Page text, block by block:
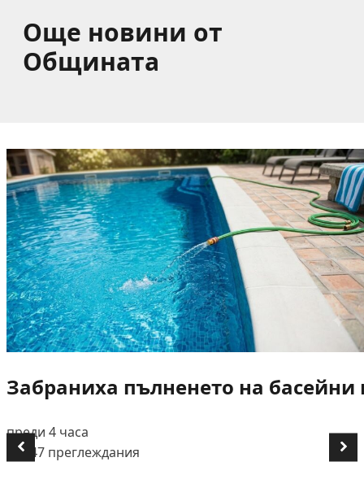
Още новини от
Общината
Забраниха пълненето на
преди 4 часа
👁️ 447 преглеждания